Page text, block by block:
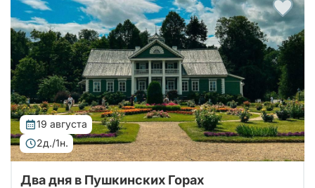
Автобусный тур в Пушкинские горы на 2 дня из
Санкт-Петербурга. Погружение в атмосферу
усадеб, парков и знаковых мест, связанных с
жизнью и творчеством Александра Сергееви...
19 августа
2д./1н.
Два дня в Пушкинских Горах